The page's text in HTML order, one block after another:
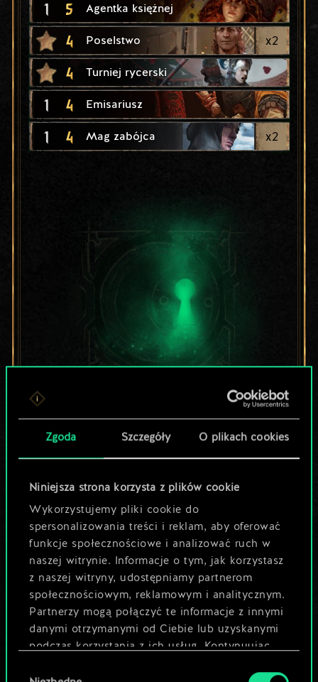
Zgoda Szczegóły O plikach cookies
Niniejsza strona korzysta z plików cookie
Wykorzystujemy pliki cookie do
spersonalizowania treści i reklam, aby oferować
funkcje społecznościowe i analizować ruch w
naszej witrynie. Informacje o tym, jak korzystasz
z naszej witryny, udostępniamy partnerom
społecznościowym, reklamowym i analitycznym.
Partnerzy mogą połączyć te informacje z innymi
danymi otrzymanymi od Ciebie lub uzyskanymi
podczas korzystania z ich usług. Kontynuując
1 5 Agentka księżnej
4 Poselstwo x2
4 Turniej rycerski
1 4 Emisariusz
1 4 Mag zabójca x2
Lubisz grać tą talią?
Pomóż społeczności
odkryć jej
potencjał!
Nazwij talię i opisz swoją strategię
Edytuj talię
LUB